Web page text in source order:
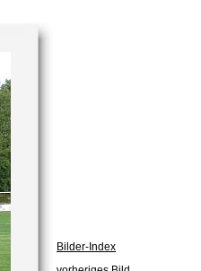
Bilder-Index